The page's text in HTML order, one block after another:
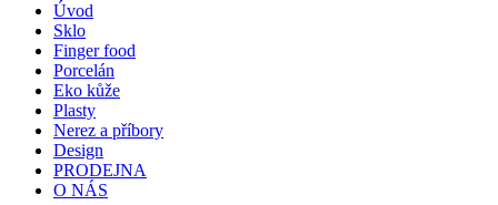
Úvod
Sklo
Finger food
Porcelán
Eko kůže
Plasty
Nerez a příbory
Design
PRODEJNA
O NÁS